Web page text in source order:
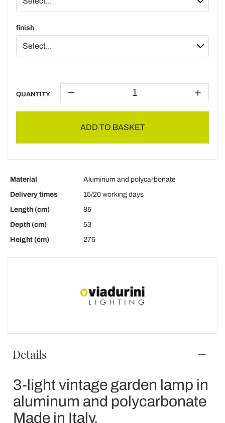
finish
QUANTITY
ADD TO BASKET
Material
Aluminum and polycarbonate
Delivery times
15/20 working days
Length (cm)
85
Depth (cm)
53
Height (cm)
275
Details
3-light vintage garden lamp in
aluminum and polycarbonate
Made in Italy.